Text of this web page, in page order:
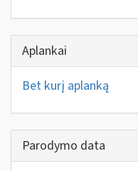
Aplankai
Bet kurį aplanką
Parodymo data